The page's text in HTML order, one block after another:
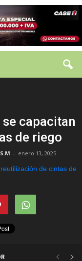
capacitan
de riego
- enero 13, 2025